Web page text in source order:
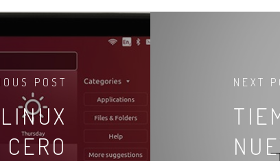
POST NEXT